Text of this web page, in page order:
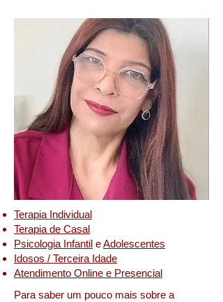
Terapia Individual
Terapia de Casal
Psicologia Infantil eAdolescentes
Idosos / Terceira Idade
Atendimento Online e Presencial
Para saber um pouco mais sobre a